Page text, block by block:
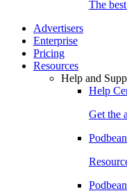
The
Advertisers
Enterprise
Pricing
Resources
Help and
Help
Get the